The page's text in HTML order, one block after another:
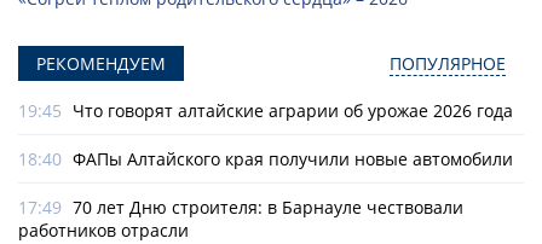
РЕКОМЕНДУЕМ ПОПУЛЯРНОЕ
19:45 Что говорят алтайские аграрии об урожае 2026 года
18:40 ФАПы Алтайского края получили новые автомобили
17:49 70 лет Дню строителя: в Барнауле чествовали
работников отрасли